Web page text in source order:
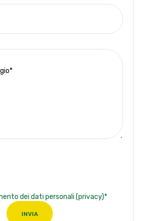
dei dati personali (privacy)*
INVIA